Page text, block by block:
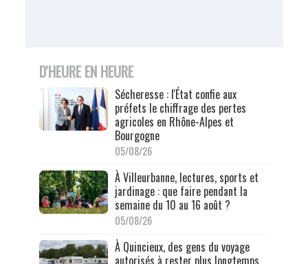
D'HEURE EN HEURE
Sécheresse : l'État confie aux
préfets le chiffrage des pertes
agricoles en Rhône-Alpes et
Bourgogne
05/08/26
À Villeurbanne, lectures, sports et
jardinage : que faire pendant la
semaine du 10 au 16 août ?
05/08/26
À Quincieux, des gens du voyage